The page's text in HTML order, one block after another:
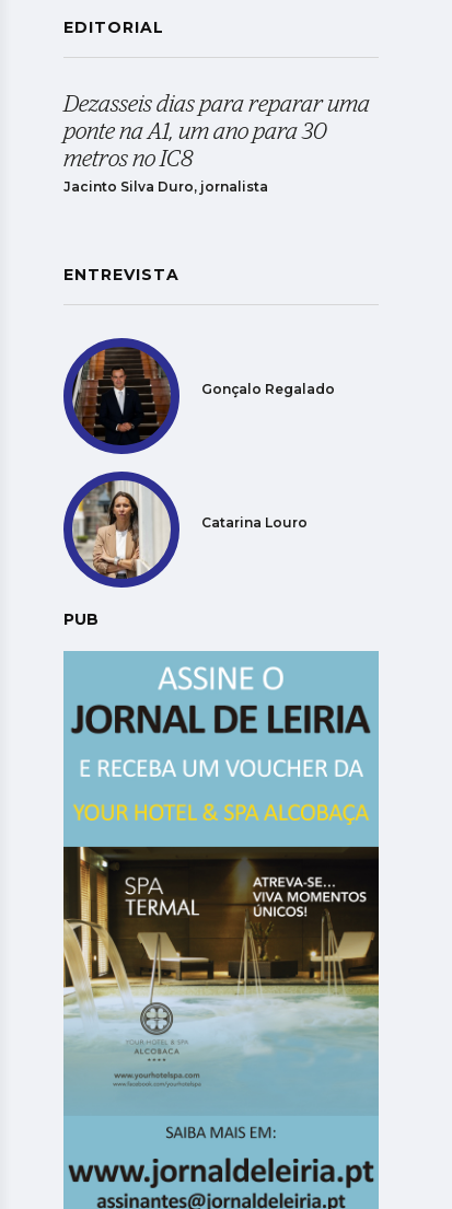
EDITORIAL
Dezasseis dias para reparar uma
ponte na A1, um ano para 30
metros no IC8
Jacinto Silva Duro, jornalista
ENTREVISTA
Gonçalo Regalado
Catarina Louro
PUB